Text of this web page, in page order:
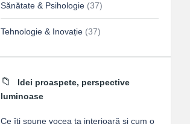
Sănătate & Psihologie (37)
Tehnologie & Inovație (37)
Idei proaspete, perspective
luminoase
Ce îți spune vocea ta interioară și cum o